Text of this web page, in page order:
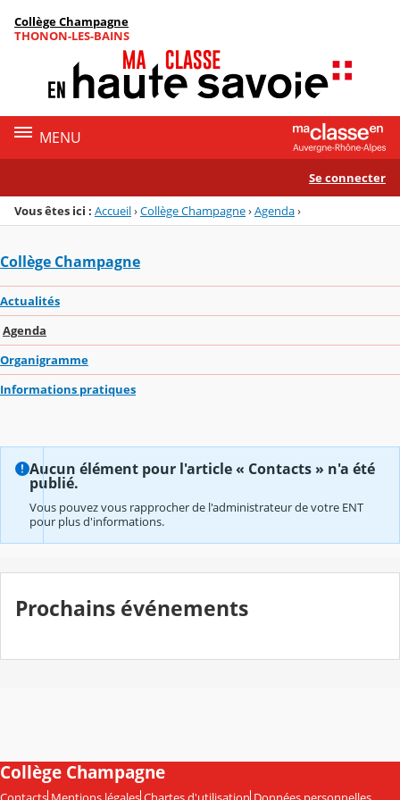
Menu de la rubrique
Contenu
Collège Champagne
THONON-LES-BAINS
MENU
Se connecter
Vous êtes ici : Accueil›Collège Champagne›Agenda›
Collège Champagne
Actualités
Agenda
Organigramme
Informations pratiques
Aucun élément pour l'article « Contacts » n'a été
publié.
Vous pouvez vous rapprocher de l'administrateur de votre ENT
pour plus d'informations.
Prochains événements
Collège Champagne